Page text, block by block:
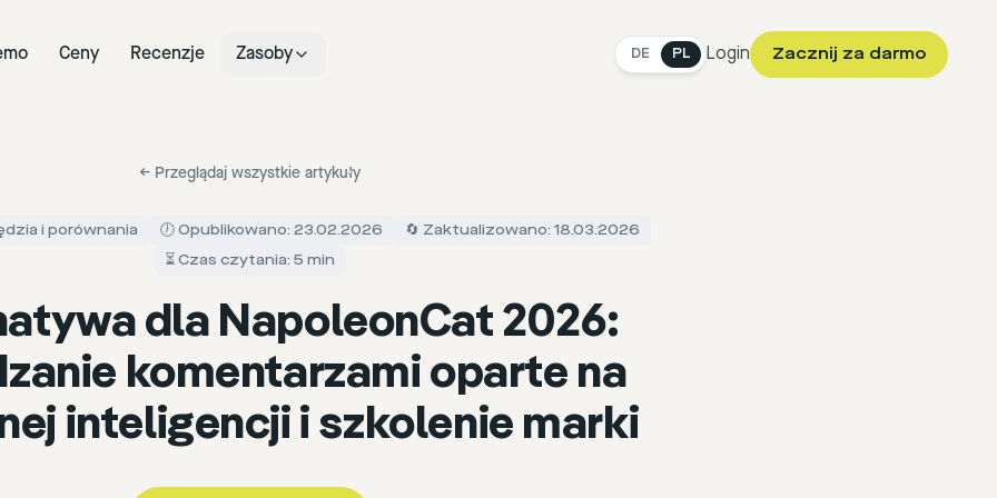
Ceny Recenzje Zasoby DE PL Login Zacznij za darmo
← Przeglądaj wszystkie artykuły
i porównania 🕖 Opublikowano: 23.02.2026
🔄 Zaktualizowano: 18.03.2026
⏳ Czas czytania: 5 min
dla NapoleonCat 2026:
komentarzami oparte na
inteligencji i szkolenie marki